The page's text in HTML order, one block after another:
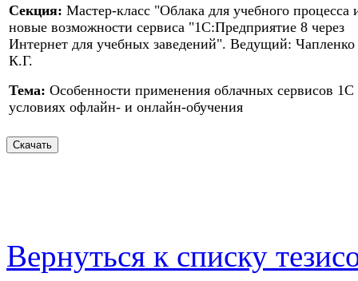
Секция: Мастер-класс "Облака для учебного процесса
новые возможности сервиса "1С:Предприятие 8 через
Интернет для учебных заведений". Ведущий: Чапленко
К.Г.
Тема: Особенности применения облачных сервисов 1С
условиях офлайн- и онлайн-обучения
Вернуться к списку